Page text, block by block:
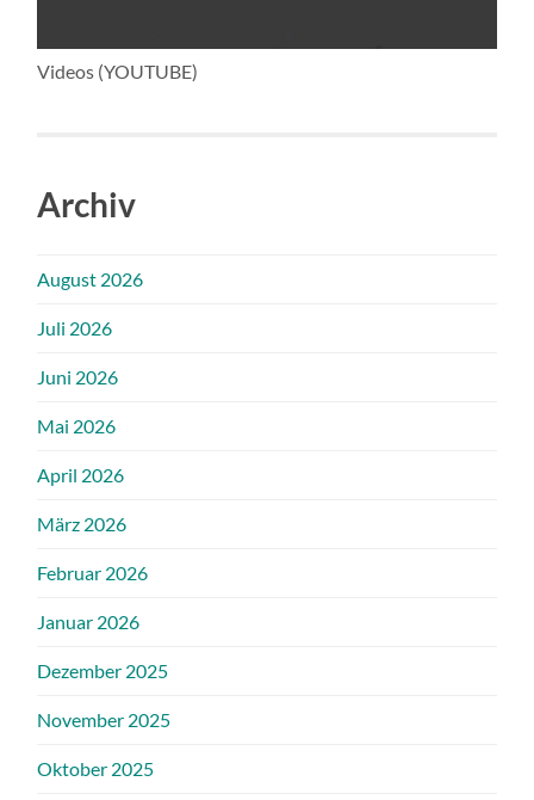
Videos (YOUTUBE)
Archiv
August 2026
Juli 2026
Juni 2026
Mai 2026
April 2026
März 2026
Februar 2026
Januar 2026
Dezember 2025
November 2025
Oktober 2025